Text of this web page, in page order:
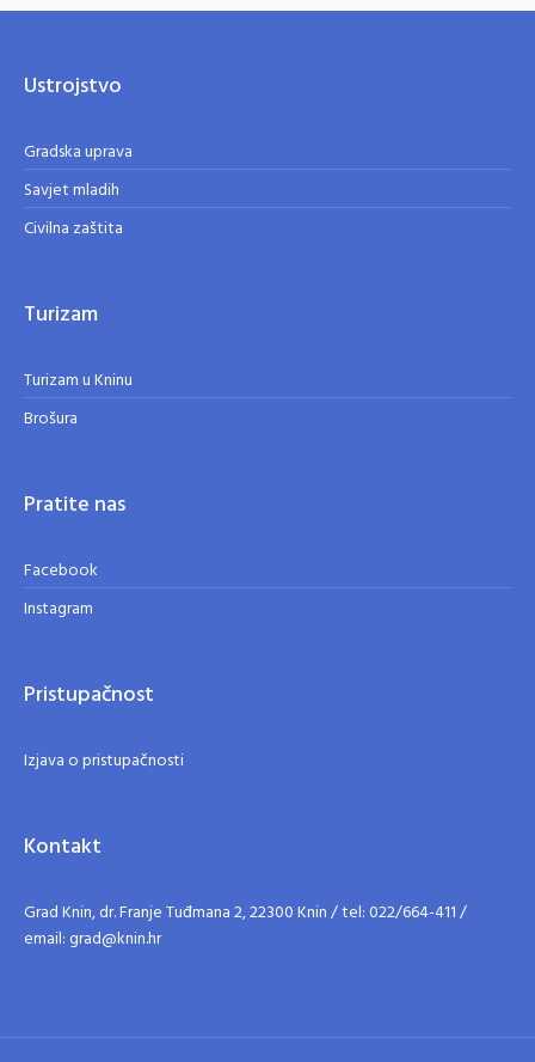
Ustrojstvo
Gradska uprava
Savjet mladih
Civilna zaštita
Turizam
Turizam u Kninu
Brošura
Pratite nas
Facebook
Instagram
Pristupačnost
Izjava o pristupačnosti
Kontakt
Grad Knin, dr. Franje Tuđmana 2, 22300 Knin / tel: 022/664-411 /
email: grad@knin.hr